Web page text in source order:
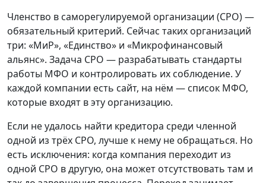
Членство в саморегулируемой организации (СРО) —
обязательный критерий. Сейчас таких организаций
три: «МиР», «Единство» и «Микрофинансовый
альянс». Задача СРО — разрабатывать стандарты
работы МФО и контролировать их соблюдение. У
каждой компании есть сайт, на нём — список МФО,
которые входят в эту организацию.
Если не удалось найти кредитора среди членной
одной из трёх СРО, лучше к нему не обращаться. Но
есть исключения: когда компания переходит из
одной СРО в другую, она может отсутствовать там и